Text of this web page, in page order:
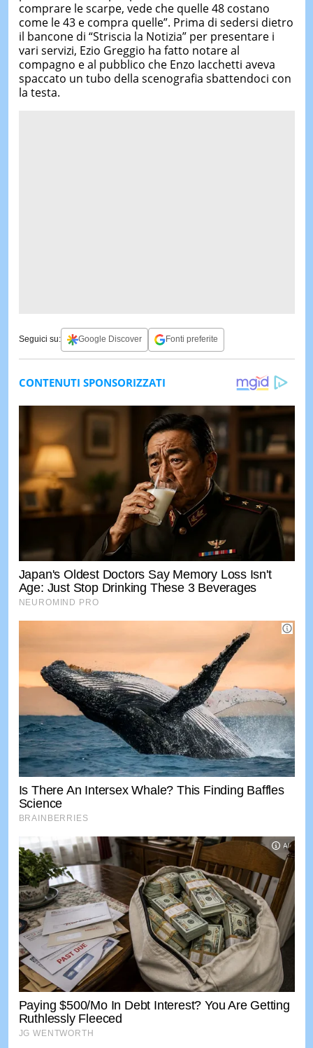
comprare le scarpe, vede che quelle 48 costano
come le 43 e compra quelle”. Prima di sedersi dietro
il bancone di “Striscia la Notizia” per presentare i
vari servizi, Ezio Greggio ha fatto notare al
compagno e al pubblico che Enzo Iacchetti aveva
spaccato un tubo della scenografia sbattendoci con
la testa.
Seguici su: Google Discover Fonti preferite